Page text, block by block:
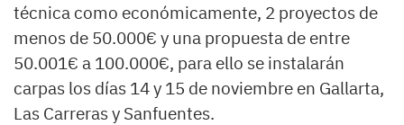
técnica como económicamente, 2 proyectos de
menos de 50.000€ y una propuesta de entre
50.001€ a 100.000€, para ello se instalarán
carpas los días 14 y 15 de noviembre en Gallarta,
Las Carreras y Sanfuentes.